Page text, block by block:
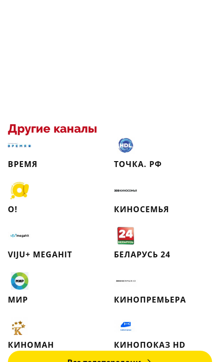
Другие каналы
ВРЕМЯ ТОЧКА. РФ
О! КИНОСЕМЬЯ
VIJU+ MEGAHIT БЕЛАРУСЬ 24
МИР КИНОПРЕМЬЕРА
КИНОМАН
КИНОПОКАЗ HD